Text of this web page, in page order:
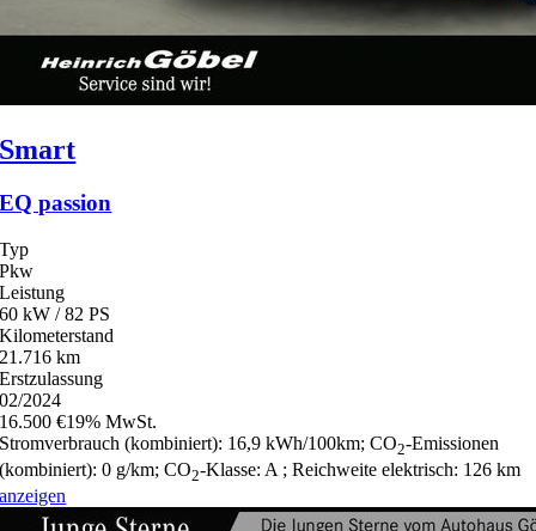
Smart
EQ passion
Typ
Pkw
Leistung
60 kW / 82 PS
Kilometerstand
21.716 km
Erstzulassung
02/2024
16.500 €19% MwSt.
Stromverbrauch (kombiniert): 16,9 kWh/100km;CO2-Emissionen
(kombiniert):0 g/km;CO2-Klasse: A ;Reichweite elektrisch: 126 km
anzeigen